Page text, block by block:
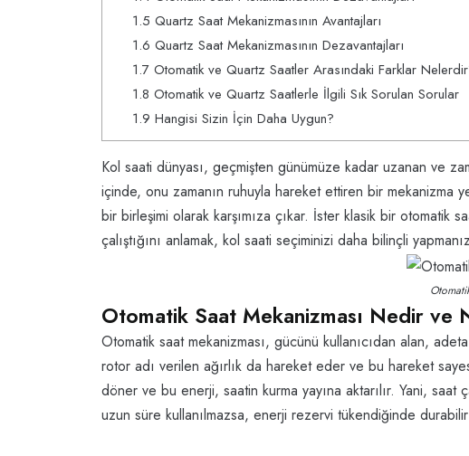
1.5 Quartz Saat Mekanizmasının Avantajları
1.6 Quartz Saat Mekanizmasının Dezavantajları
1.7Otomatik ve Quartz Saatler Arasındaki Farklar
1.8 Otomatik ve Quartz Saatlerle İlgili Sık Sorulan Sorular
1.9 Hangisi Sizin İçin Daha Uygun?
Kol saati dünyası, geçmişten günümüze kadar uzanan ve
içinde, onu zamanın ruhuyla hareket ettiren bir mekanizma
bir birleşimi olarak karşımıza çıkar. İster klasik bir otomatik
çalıştığını anlamak, kol saati seçiminizi daha bilinçli
Otomatik Saat Mekanizması Nedir ve
Otomatik saat mekanizması, gücünü kullanıcıdan alan,
rotor adı verilen ağırlık da hareket eder ve bu hareket
döner ve bu enerji, saatin kurma yayına aktarılır. Yani, saat
uzun süre kullanılmazsa, enerji rezervi tükendiğinde